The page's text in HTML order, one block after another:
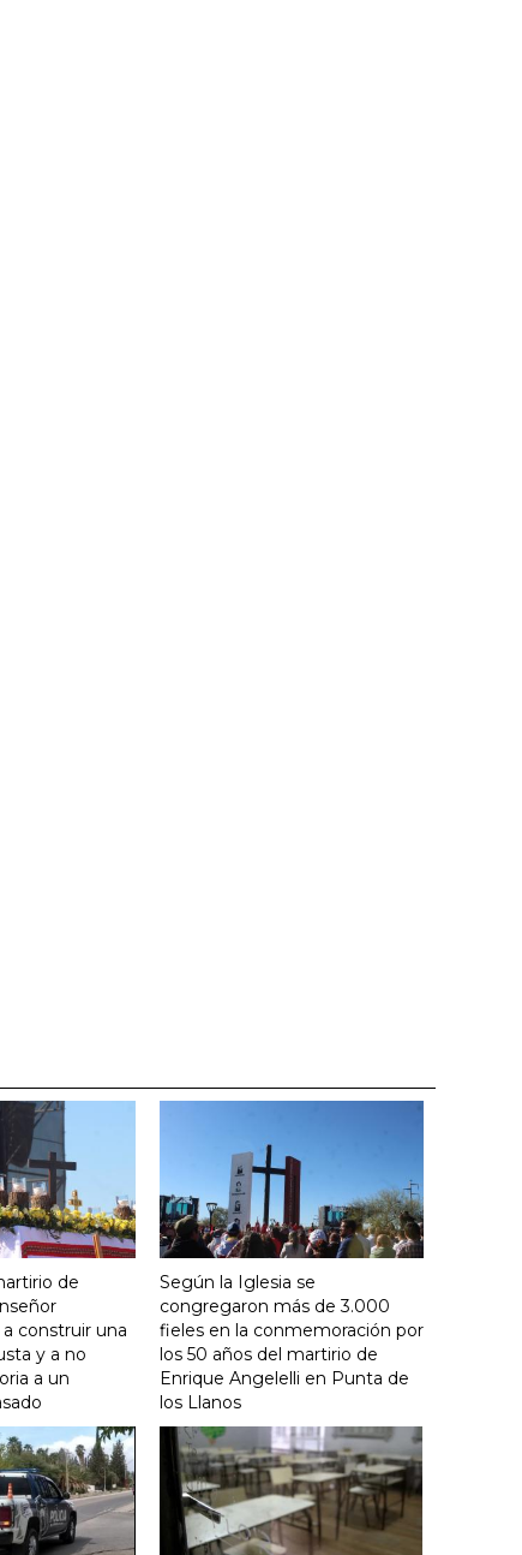
de
construir una
y a no
a un
Según la Iglesia se
congregaron más de 3.000
fieles en la conmemoración por
los 50 años del martirio de
Enrique Angelelli en Punta de
los Llanos